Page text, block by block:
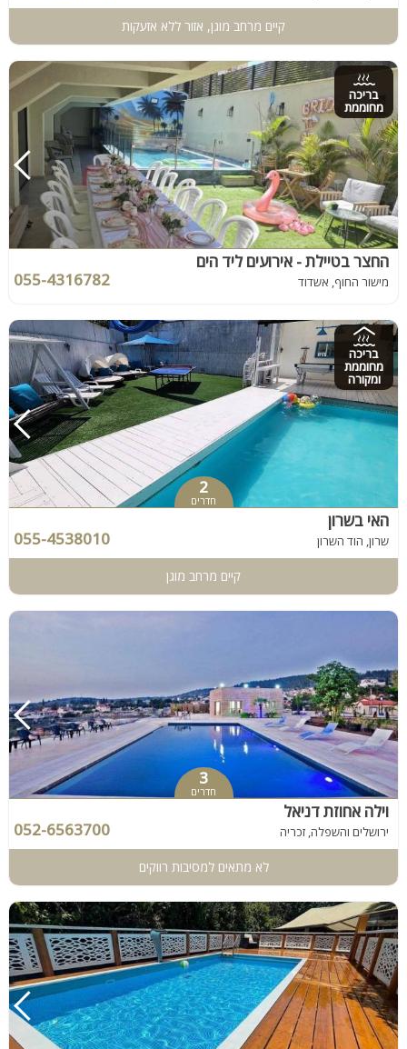
קיים מרחב מוגן, אזור ללא אזעקות
בריכה
מחוממת
החצר בטיילת - אירועים ליד הים
מישור החוף, אשדוד 055-4316782
בריכה
מחוממת
ומקורה
2
חדרים
האי בשרון
שרון, הוד השרון 055-4538010
קיים מרחב מוגן
3
חדרים
וילה אחוזת דניאל
ירושלים והשפלה, זכריה 052-6563700
לא מתאים למסיבות רווקים